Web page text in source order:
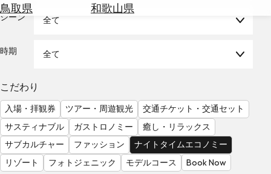
鳥取県
和歌山県
を
る
気
を
見
る
シーン 全て
時期 全て
こだわり
入場・拝観券 ツアー・周遊観光
交通チケット・交通セット
サスティナブル
ガストロノミー
癒し・リラックス
サブカルチャー
ファッション
ナイトタイムエコノミー
リゾート
フォトジェニック モデルコース Book Now